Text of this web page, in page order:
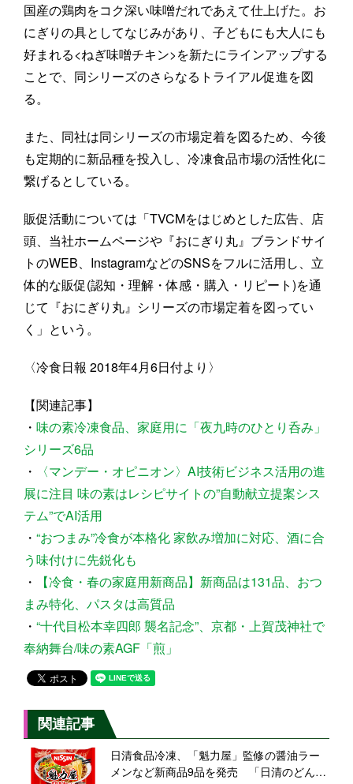
国産の鶏肉をコク深い味噌だれであえて仕上げた。お
にぎりの具としてなじみがあり、子どもにも大人にも
好まれる<ねぎ味噌チキン>を新たにラインアップする
ことで、同シリーズのさらなるトライアル促進を図
る。
また、同社は同シリーズの市場定着を図るため、今後
も定期的に新品種を投入し、冷凍食品市場の活性化に
繋げるとしている。
販促活動については「TVCMをはじめとした広告、店
頭、当社ホームページや『おにぎり丸』ブランドサイ
トのWEB、InstagramなどのSNSをフルに活用し、立
体的な販促(認知・理解・体感・購入・リピート)を通
じて『おにぎり丸』シリーズの市場定着を図ってい
く」という。
〈冷食日報 2018年4月6日付より〉
【関連記事】
・ 味の素冷凍食品、家庭用に「夜九時のひとり呑み」
シリーズ6品
・
〈マンデー・オピニオン〉AI技術ビジネス活用の進
展に注目 味の素はレシピサイトの”自動献立提案シス
テム”でAI活用
・ “おつまみ”冷食が本格化 家飲み増加に対応、酒に合
う味付けに先鋭化も
・
【冷食・春の家庭用新商品】新商品は131品、おつ
まみ特化、パスタは高質品
・ “十代目松本幸四郎 襲名記念”、京都・上賀茂神社で
奉納舞台/味の素AGF「煎」
関連記事
日清食品冷凍、「魁力屋」監修の醤油ラー
メンなど新商品9品を発売 「日清のどん兵